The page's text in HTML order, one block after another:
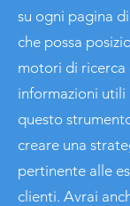
su ogni pagina
che possa
motori di ricerca
informazioni
questo
creare una
pertinente alle
clienti. Avrai